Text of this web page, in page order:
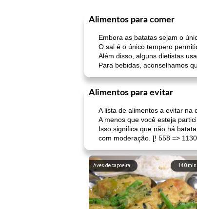
Alimentos para comer
Embora as batatas sejam o
O sal é o único tempero
Além disso, alguns dietistas
Para bebidas, aconselhamos
Alimentos para evitar
A lista de alimentos a evitar na
A menos que você esteja
Isso significa que não há
com moderação. [! 558 =>
140 min
Aves de capoeira